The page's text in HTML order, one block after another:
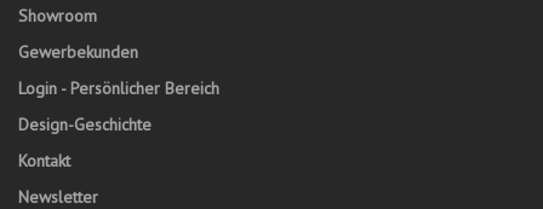
Showroom
Gewerbekunden
Login - Persönlicher Bereich
Design-Geschichte
Kontakt
Newsletter